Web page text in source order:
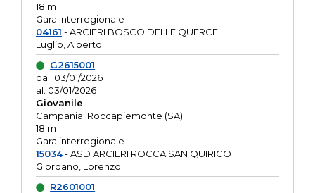
18 m
Gara Interregionale
04161 - ARCIERI BOSCO DELLE QUERCE
Luglio, Alberto
G2615001
dal: 03/01/2026
al: 03/01/2026
Giovanile
Campania: Roccapiemonte (SA)
18 m
Gara interregionale
15034- ASD ARCIERI ROCCA SAN QUIRICO
Giordano, Lorenzo
R2601001